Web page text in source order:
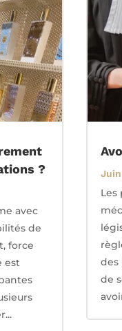
?
avec
de
force
est
Juin
Les
des
de